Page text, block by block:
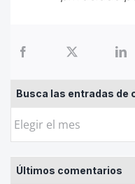
Busca las entradas de
Busca
entradas
de
Últimos comentarios